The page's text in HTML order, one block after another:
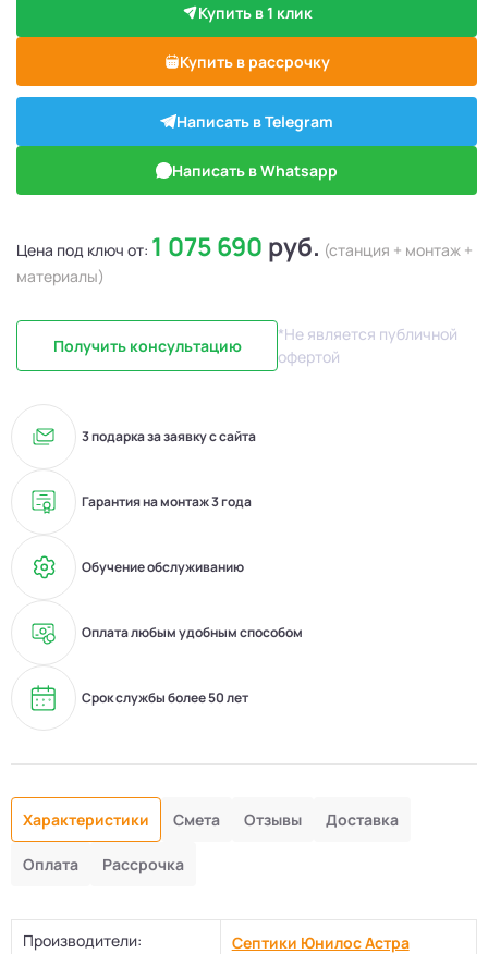
Купить в 1 клик
Купить в рассрочку
Написать в Telegram
Написать в Whatsapp
Цена под ключ от: 1 075 690 руб. (станция + монтаж +
материалы)
Получить консультацию
*Не является публичной
офертой
3 подарка за заявку с сайта
Гарантия на монтаж 3 года
Обучение обслуживанию
Оплата любым удобным способом
Срок службы более 50 лет
Характеристики Смета Отзывы Доставка
Оплата Рассрочка
Производители: Септики Юнилос Астра